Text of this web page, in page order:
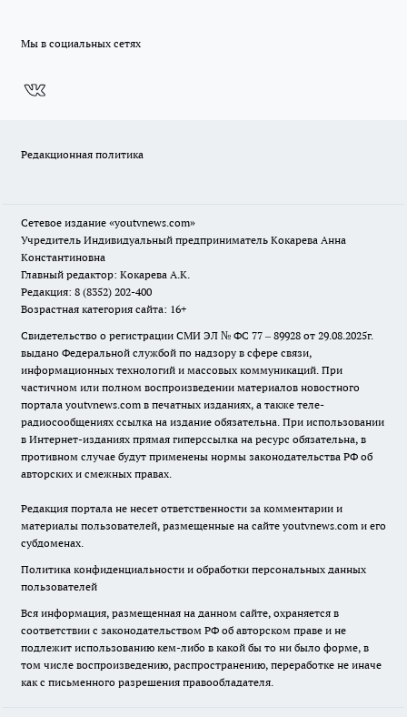
Мы в социальных сетях
Редакционная политика
Сетевое издание «youtvnews.com»
Учредитель Индивидуальный предприниматель Кокарева Анна
Константиновна
Главный редактор: Кокарева А.К.
Редакция: 8 (8352) 202-400
Возрастная категория сайта: 16+
Свидетельство о регистрации СМИ ЭЛ № ФС 77 – 89928 от 29.08.2025г.
выдано Федеральной службой по надзору в сфере связи,
информационных технологий и массовых коммуникаций. При
частичном или полном воспроизведении материалов новостного
портала youtvnews.com в печатных изданиях, а также теле-
радиосообщениях ссылка на издание обязательна. При использовании
в Интернет-изданиях прямая гиперссылка на ресурс обязательна, в
противном случае будут применены нормы законодательства РФ об
авторских и смежных правах.
Редакция портала не несет ответственности за комментарии и
материалы пользователей, размещенные на сайте youtvnews.com и его
субдоменах.
Политика конфиденциальности и обработки персональных данных
пользователей
Вся информация, размещенная на данном сайте, охраняется в
соответствии с законодательством РФ об авторском праве и не
подлежит использованию кем-либо в какой бы то ни было форме, в
том числе воспроизведению, распространению, переработке не иначе
как с письменного разрешения правообладателя.